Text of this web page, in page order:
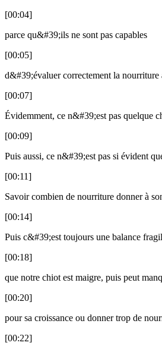
[00:04]
parce qu&#39;ils ne sont pas capables
[00:05]
d&#39;évaluer correctement la nourriture
[00:07]
Évidemment, ce n&#39;est pas quelque
[00:09]
Puis aussi, ce n&#39;est pas si évident
[00:11]
Savoir combien de nourriture donner à
[00:14]
Puis c&#39;est toujours une balance
[00:18]
que notre chiot est maigre, puis peut
[00:20]
pour sa croissance ou donner trop de
[00:22]